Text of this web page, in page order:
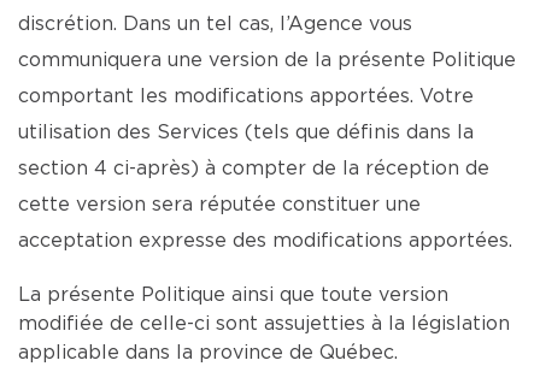
discrétion. Dans un tel cas, l’Agence vous
communiquera une version de la présente Politique
comportant les modifications apportées. Votre
utilisation des Services (tels que définis dans la
section 4 ci-après) à compter de la réception de
cette version sera réputée constituer une
acceptation expresse des modifications apportées.
La présente Politique ainsi que toute version
modifiée de celle-ci sont assujetties à la législation
applicable dans la province de Québec.